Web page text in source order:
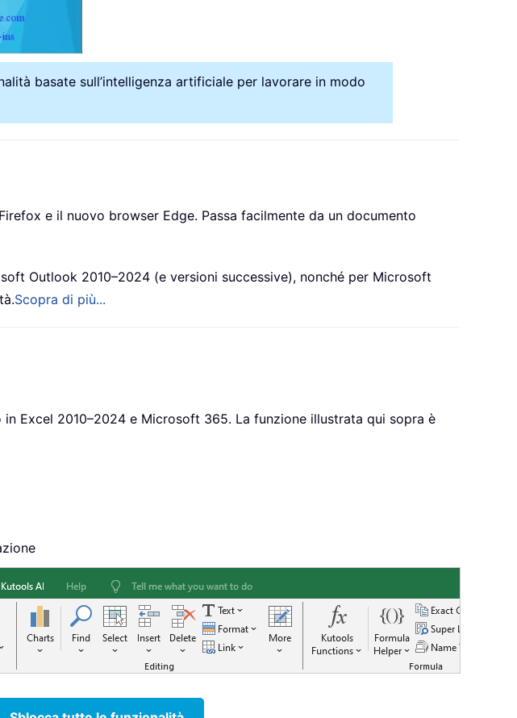
basate sull’intelligenza artificiale per lavorare in modo
e il nuovo browser Edge. Passa facilmente da un documento
Outlook 2010–2024 (e versioni successive), nonché per Microsoft
Scopra di più...
Excel 2010–2024 e Microsoft 365. La funzione illustrata qui sopra è